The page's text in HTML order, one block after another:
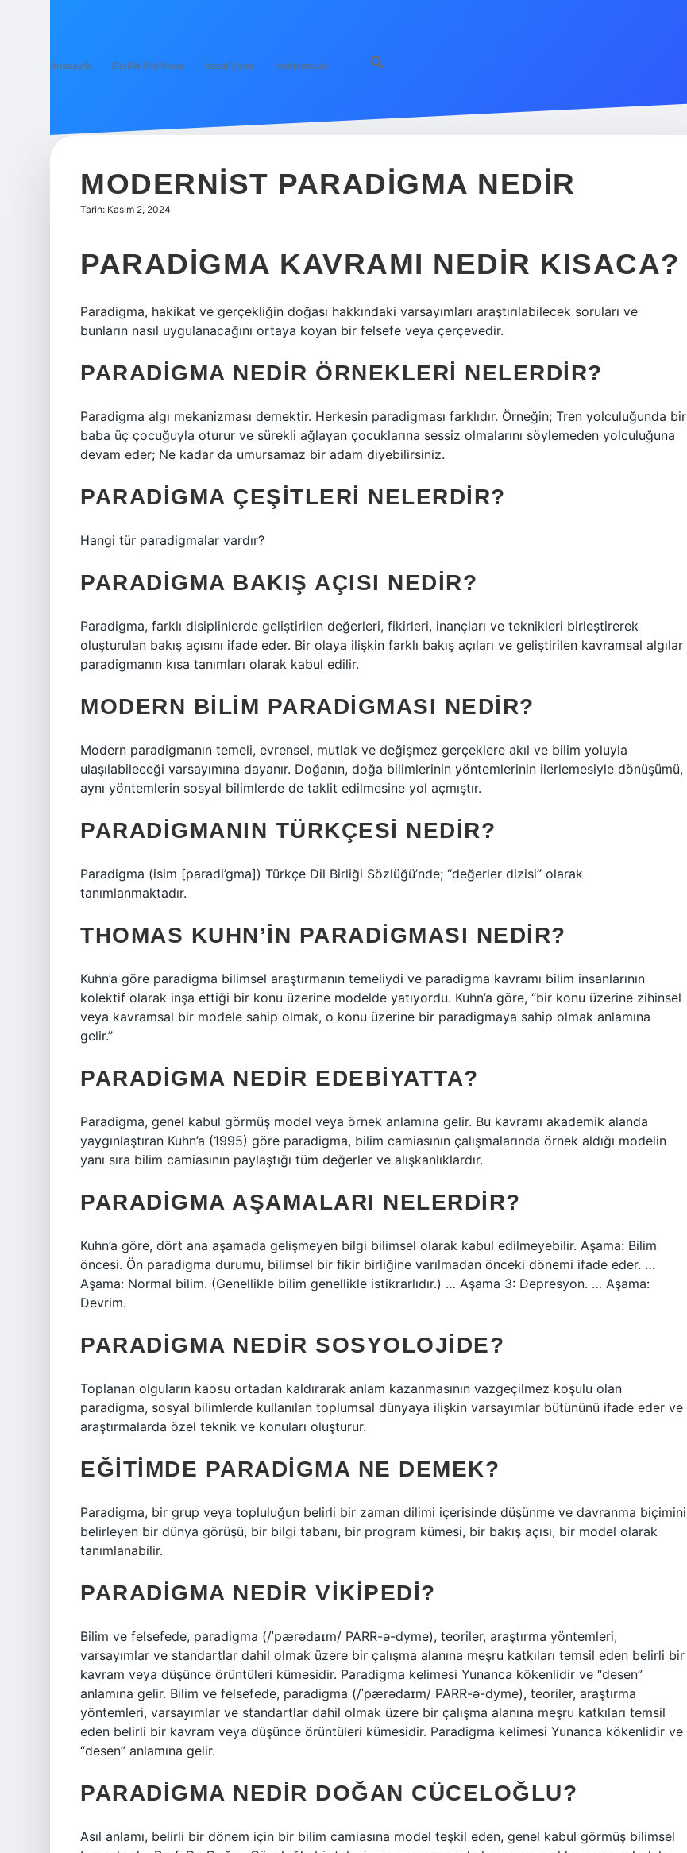
Anasayfa Gizlilik Politikası Yasal Uyarı Hakkımızda
MODERNIST PARADIGMA NEDIR
Tarih: Kasım 2, 2024
PARADIGMA KAVRAMI NEDIR KISACA?
Paradigma, hakikat ve gerçekliğin doğası hakkındaki varsayımları araştırılabilecek soruları ve
bunların nasıl uygulanacağını ortaya koyan bir felsefe veya çerçevedir.
PARADIGMA NEDIR ÖRNEKLERI NELERDIR?
Paradigma algı mekanizması demektir. Herkesin paradigması farklıdır. Örneğin; Tren yolculuğunda bir
baba üç çocuğuyla oturur ve sürekli ağlayan çocuklarına sessiz olmalarını söylemeden yolculuğuna
devam eder; Ne kadar da umursamaz bir adam diyebilirsiniz.
PARADIGMA ÇEŞITLERI NELERDIR?
Hangi tür paradigmalar vardır?
PARADIGMA BAKIŞ AÇISI NEDIR?
Paradigma, farklı disiplinlerde geliştirilen değerleri, fikirleri, inançları ve teknikleri birleştirerek
oluşturulan bakış açısını ifade eder. Bir olaya ilişkin farklı bakış açıları ve geliştirilen kavramsal algılar
paradigmanın kısa tanımları olarak kabul edilir.
MODERN BILIM PARADIGMASI NEDIR?
Modern paradigmanın temeli, evrensel, mutlak ve değişmez gerçeklere akıl ve bilim yoluyla
ulaşılabileceği varsayımına dayanır. Doğanın, doğa bilimlerinin yöntemlerinin ilerlemesiyle dönüşümü,
aynı yöntemlerin sosyal bilimlerde de taklit edilmesine yol açmıştır.
PARADIGMANIN TÜRKÇESI NEDIR?
Paradigma (isim [paradi’gma]) Türkçe Dil Birliği Sözlüğü’nde; “değerler dizisi” olarak
tanımlanmaktadır.
THOMAS KUHN’IN PARADIGMASI NEDIR?
Kuhn’a göre paradigma bilimsel araştırmanın temeliydi ve paradigma kavramı bilim insanlarının
kolektif olarak inşa ettiği bir konu üzerine modelde yatıyordu. Kuhn’a göre, “bir konu üzerine zihinsel
veya kavramsal bir modele sahip olmak, o konu üzerine bir paradigmaya sahip olmak anlamına
gelir.”
PARADIGMA NEDIR EDEBIYATTA?
Paradigma, genel kabul görmüş model veya örnek anlamına gelir. Bu kavramı akademik alanda
yaygınlaştıran Kuhn’a (1995) göre paradigma, bilim camiasının çalışmalarında örnek aldığı modelin
yanı sıra bilim camiasının paylaştığı tüm değerler ve alışkanlıklardır.
PARADIGMA AŞAMALARI NELERDIR?
Kuhn’a göre, dört ana aşamada gelişmeyen bilgi bilimsel olarak kabul edilmeyebilir. Aşama: Bilim
öncesi. Ön paradigma durumu, bilimsel bir fikir birliğine varılmadan önceki dönemi ifade eder. …
Aşama: Normal bilim. (Genellikle bilim genellikle istikrarlıdır.) … Aşama 3: Depresyon. … Aşama:
Devrim.
PARADIGMA NEDIR SOSYOLOJIDE?
Toplanan olguların kaosu ortadan kaldırarak anlam kazanmasının vazgeçilmez koşulu olan
paradigma, sosyal bilimlerde kullanılan toplumsal dünyaya ilişkin varsayımlar bütününü ifade eder ve
araştırmalarda özel teknik ve konuları oluşturur.
EĞITIMDE PARADIGMA NE DEMEK?
Paradigma, bir grup veya topluluğun belirli bir zaman dilimi içerisinde düşünme ve davranma biçimini
belirleyen bir dünya görüşü, bir bilgi tabanı, bir program kümesi, bir bakış açısı, bir model olarak
tanımlanabilir.
PARADIGMA NEDIR VIKIPEDI?
Bilim ve felsefede, paradigma (/ˈpærədaɪm/ PARR-ə-dyme), teoriler, araştırma yöntemleri,
varsayımlar ve standartlar dahil olmak üzere bir çalışma alanına meşru katkıları temsil eden belirli bir
kavram veya düşünce örüntüleri kümesidir. Paradigma kelimesi Yunanca kökenlidir ve “desen”
anlamına gelir. Bilim ve felsefede, paradigma (/ˈpærədaɪm/ PARR-ə-dyme), teoriler, araştırma
yöntemleri, varsayımlar ve standartlar dahil olmak üzere bir çalışma alanına meşru katkıları temsil
eden belirli bir kavram veya düşünce örüntüleri kümesidir. Paradigma kelimesi Yunanca kökenlidir ve
“desen” anlamına gelir.
PARADIGMA NEDIR DOĞAN CÜCELOĞLU?
Asıl anlamı, belirli bir dönem için bir bilim camiasına model teşkil eden, genel kabul görmüş bilimsel